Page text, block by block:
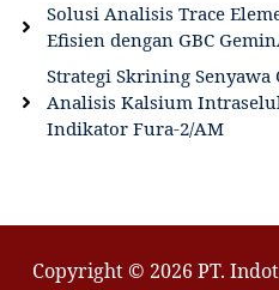
Solusi Analisis Trace
Efisien dengan GBC
Strategi Skrining Senyawa
Analisis Kalsium
Indikator Fura-2/AM
Copyright © 2026 PT.